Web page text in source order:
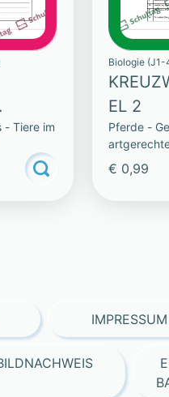
- Tiere im
Biologie (J1-
EL 2
Pferde -
€ 0,99
IMPRESSUM